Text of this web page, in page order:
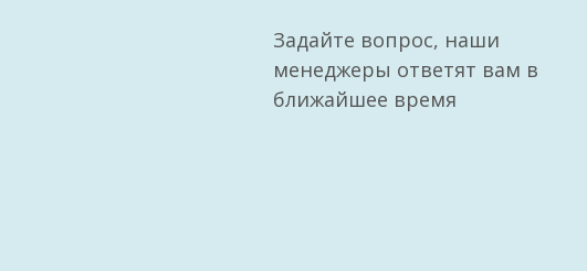
Задайте вопрос, наши
менеджеры ответят вам в
ближайшее время